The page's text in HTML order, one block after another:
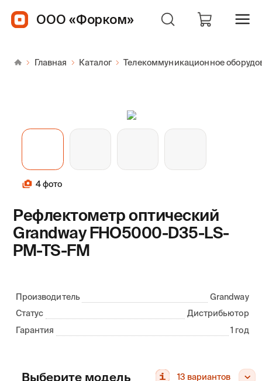
ООО «Форком»
Главная Каталог Телекоммуникационное
4 фото
Рефлектометр оптический
Grandway FHO5000-D35-LS-
PM-TS-FM
Производитель
Grandway
Статус
Дистрибьютор
Гарантия
1 год
Выберите модель 13 вариантов